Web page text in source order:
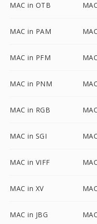
MAC in OTB
MAC in PAM
MAC in PFM
MAC in PNM
MAC in RGB
MAC in SGI
MAC in VIFF
MAC in XV
MAC in JBG